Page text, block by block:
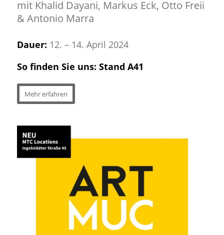
mit Khalid Dayani, Markus Eck, Otto Freii
& Antonio Marra
Dauer: 12. – 14. April 2024
So finden Sie uns: Stand A41
Mehr erfahren